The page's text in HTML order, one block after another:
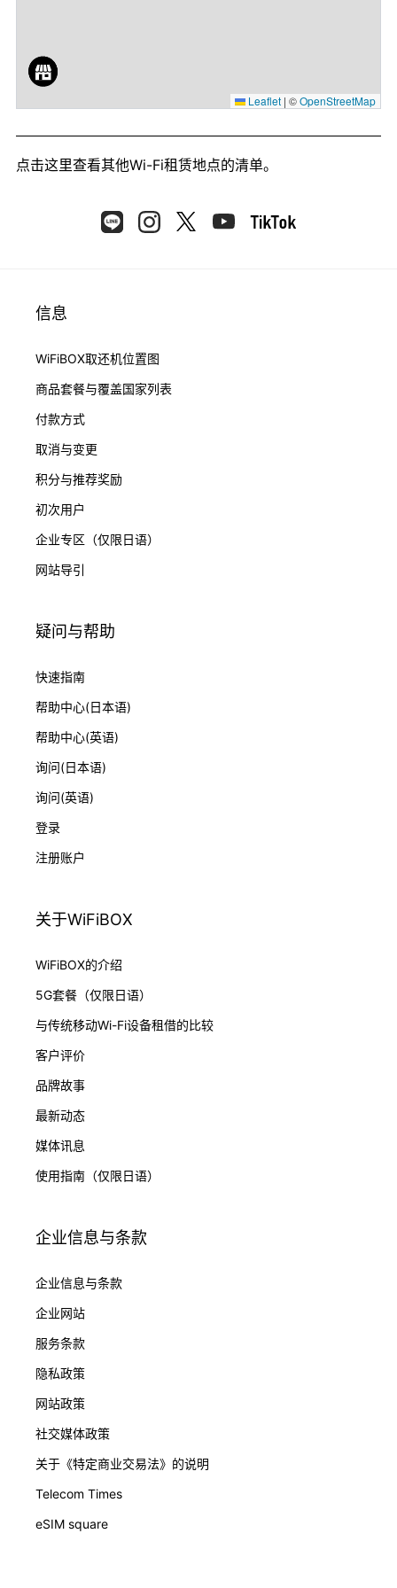
Leaflet | ©OpenStreetMap
点击这里查看其他Wi-Fi租赁地点的清单。
信息
WiFiBOX取还机位置图
商品套餐与覆盖国家列表
付款方式
取消与变更
积分与推荐奖励
初次用户
企业专区（仅限日语）
网站导引
疑问与帮助
快速指南
帮助中心(日本语)
帮助中心(英语)
询问(日本语)
询问(英语)
登录
注册账户
关于WiFiBOX
WiFiBOX的介绍
5G套餐（仅限日语）
与传统移动Wi-Fi设备租借的比较
客户评价
品牌故事
最新动态
媒体讯息
使用指南（仅限日语）
企业信息与条款
企业信息与条款
企业网站
服务条款
隐私政策
网站政策
社交媒体政策
关于《特定商业交易法》的说明
Telecom Times
eSIM square